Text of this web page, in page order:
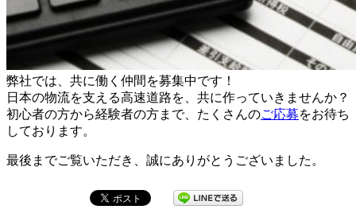
弊社では、共に働く仲間を募集中です！
日本の物流を支える高速道路を、共に作っていきませんか？
初心者の方から経験者の方まで、たくさんのご応募をお待ち
しております。
最後までご覧いただき、誠にありがとうございました。